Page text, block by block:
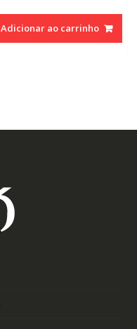
Adicionar ao carrinho